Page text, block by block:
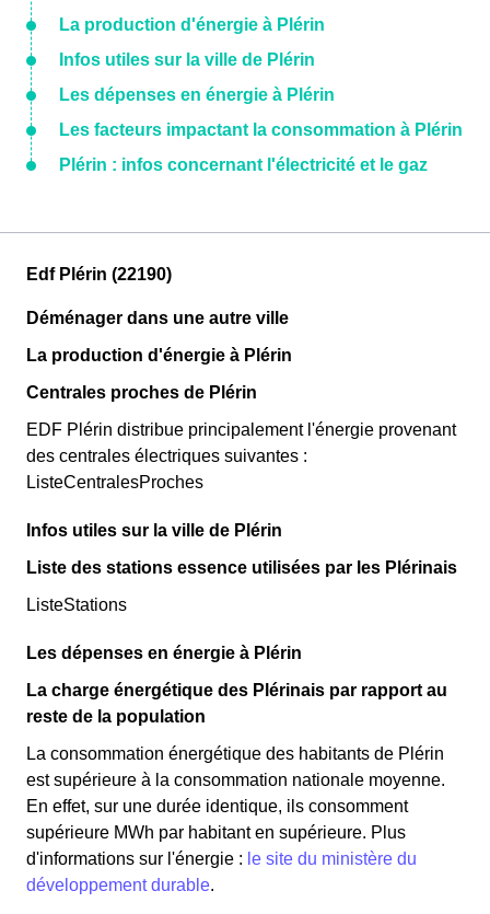
La production d'énergie à Plérin
Infos utiles sur la ville de Plérin
Les dépenses en énergie à Plérin
Les facteurs impactant la consommation à Plérin
Plérin : infos concernant l'électricité et le gaz
Edf Plérin (22190)
Déménager dans une autre ville
La production d'énergie à Plérin
Centrales proches de Plérin
EDF Plérin distribue principalement l'énergie provenant
des centrales électriques suivantes :
ListeCentralesProches
Infos utiles sur la ville de Plérin
Liste des stations essence utilisées par les Plérinais
ListeStations
Les dépenses en énergie à Plérin
La charge énergétique des Plérinais par rapport au
reste de la population
La consommation énergétique des habitants de Plérin
est supérieure à la consommation nationale moyenne.
En effet, sur une durée identique, ils consomment
supérieure MWh par habitant en supérieure. Plus
d'informations sur l'énergie : le site du ministère du
développement durable.